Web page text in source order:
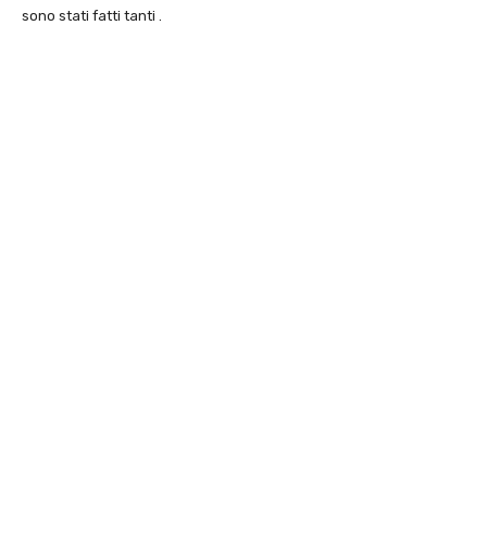
sono stati fatti tanti .